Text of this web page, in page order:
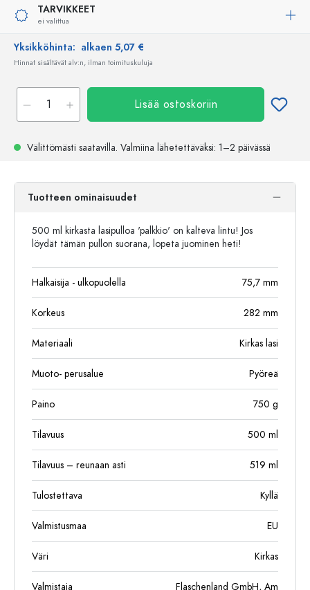
TARVIKKEET
ei valittua
Yksikköhinta: alkaen 5,07 €
Hinnat sisältävät alv:n, ilman toimituskuluja
Lisää ostoskoriin
Välittömästi saatavilla. Valmiina lähetettäväksi: 1–2 päivässä
Tuotteen ominaisuudet
500 ml kirkasta lasipulloa 'palkkio' on kalteva lintu! Jos
löydät tämän pullon suorana, lopeta juominen heti!
Halkaisija - ulkopuolella 75,7 mm
Korkeus 282 mm
Materiaali Kirkas lasi
Muoto- perusalue Pyöreä
Paino 750 g
Tilavuus 500 ml
Tilavuus – reunaan asti 519 ml
Tulostettava Kyllä
Valmistusmaa EU
Väri Kirkas
Valmistaja Flaschenland GmbH, Am